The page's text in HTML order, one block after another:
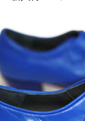
コラ
アン
ブー
ルナ